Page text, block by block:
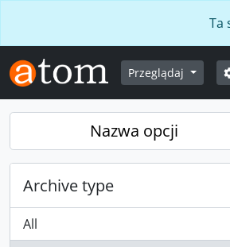
Ta
Przeglądaj
Nazwa opcji
Archive type
All